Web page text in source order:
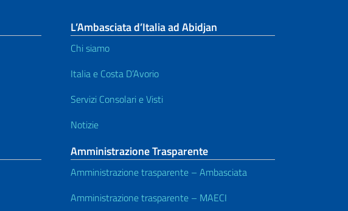
L’Ambasciata d’Italia ad Abidjan
Chi siamo
Italia e Costa D’Avorio
Servizi Consolari e Visti
Notizie
Amministrazione Trasparente
Amministrazione trasparente – Ambasciata
Amministrazione trasparente – MAECI